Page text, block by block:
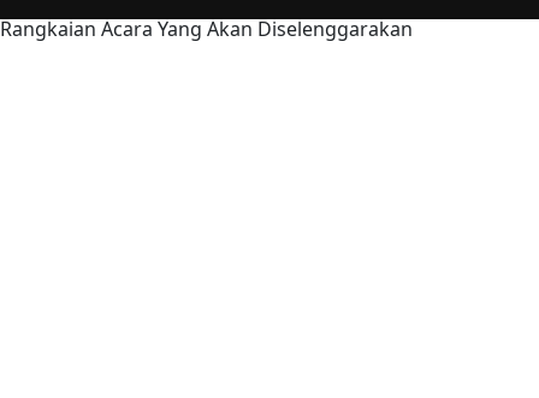
Rangkaian Acara Yang Akan Diselenggarakan